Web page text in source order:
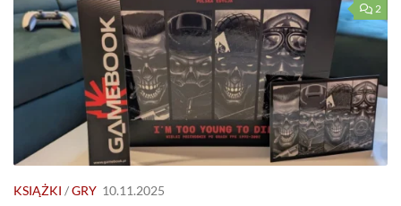
2
KSIĄŻKI /GRY 10.11.2025